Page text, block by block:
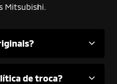
Mitsubishi.
de troca?